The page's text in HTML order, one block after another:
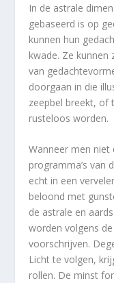
In de astrale
gebaseerd is op
kunnen hun
kwade. Ze kunnen
van
doorgaan in die
zeepbel breekt, of
rusteloos worden.
Wanneer men
programma’s van
echt in een
beloond met
de astrale en
worden volgens
voorschrijven.
Licht te volgen,
rollen. De minst